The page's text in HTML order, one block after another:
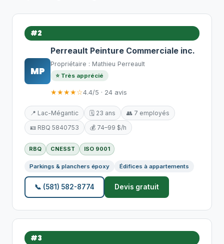
#2
MP
Perreault Peinture Commerciale inc.
Propriétaire : Mathieu Perreault
⭐ Très apprécié
★★★★☆4.4/5 · 24 avis
📍 Lac-Mégantic 🗓️ 23 ans
👥 7 employés
🪪 RBQ 5840753
💰 74–99 $/h
RBQ CNESST ISO 9001
Parkings & planchers époxy Édifices à appartements
📞 (581) 582-8774 Devis gratuit
#3